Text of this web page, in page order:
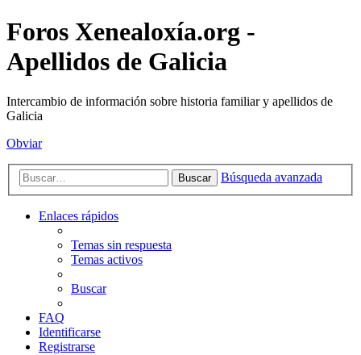
Foros Xenealoxía.org -
Apellidos de Galicia
Intercambio de información sobre historia familiar y apellidos de
Galicia
Obviar
Buscar Búsqueda avanzada
Enlaces rápidos
Temas sin respuesta
Temas activos
Buscar
FAQ
Identificarse
Registrarse